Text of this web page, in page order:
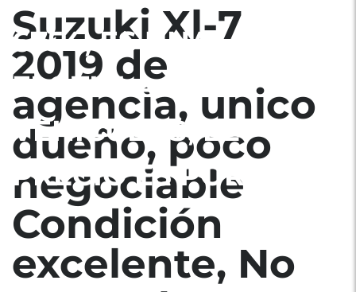
6754, ES UNA
FLOTILLA DE 4
VEHICULOS, EL
PRECIO ES POR C/U.
Suzuki Xl-7
2019 de
agencia, unico
dueño, poco
negociable
Condición
excelente, No